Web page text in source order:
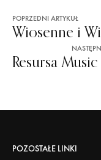
POPRZEDNI ARTYKUŁ
POZOSTAŁE LINKI